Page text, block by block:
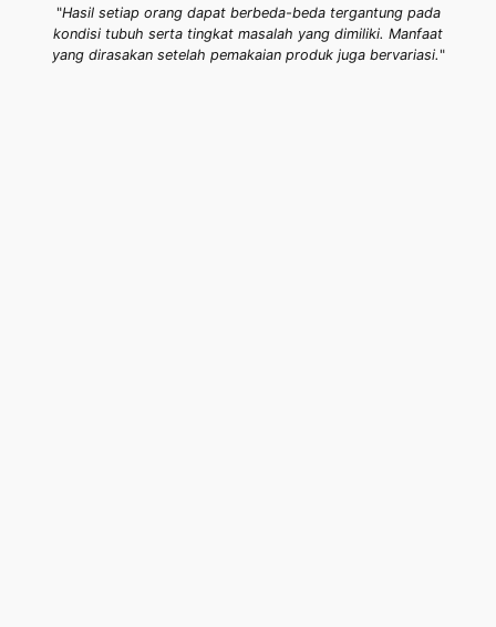
"Hasil setiap orang dapat berbeda-beda tergantung pada
kondisi tubuh serta tingkat masalah yang dimiliki. Manfaat
yang dirasakan setelah pemakaian produk juga bervariasi. "